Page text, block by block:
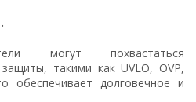
могут похвастаться
такими как UVLO, OVP,
обеспечивает долговечное и